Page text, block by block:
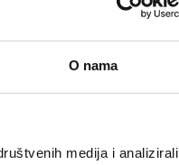
O nama
medija i analizirali